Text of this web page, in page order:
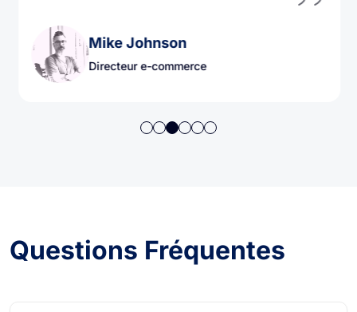
Mike Johnson
Directeur e-commerce
Questions Fréquentes